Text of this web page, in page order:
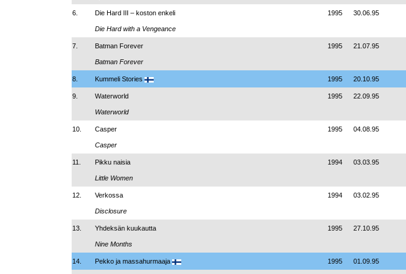
6. Die Hard III – koston enkeli
Die Hard with a Vengeance
1995 30.06.95
7. Batman Forever
Batman Forever
1995 21.07.95
8. Kummeli Stories 1995 20.10.95
9. Waterworld
Waterworld
1995 22.09.95
10. Casper
Casper
1995 04.08.95
11. Pikku naisia
Little Women
1994 03.03.95
12. Verkossa
Disclosure
1994 03.02.95
13. Yhdeksän kuukautta
Nine Months
1995 27.10.95
14. Pekko ja massahurmaaja 1995 01.09.95